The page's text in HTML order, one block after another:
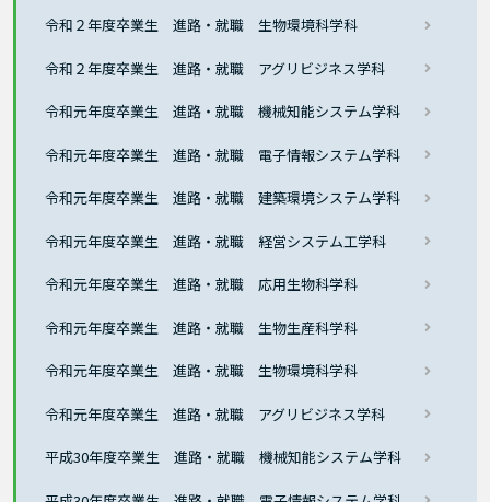
令和２年度卒業生 進路・就職 生物環境科学科
令和２年度卒業生 進路・就職 アグリビジネス学科
令和元年度卒業生 進路・就職 機械知能システム学科
令和元年度卒業生 進路・就職 電子情報システム学科
令和元年度卒業生 進路・就職 建築環境システム学科
令和元年度卒業生 進路・就職 経営システム工学科
令和元年度卒業生 進路・就職 応用生物科学科
令和元年度卒業生 進路・就職 生物生産科学科
令和元年度卒業生 進路・就職 生物環境科学科
令和元年度卒業生 進路・就職 アグリビジネス学科
平成30年度卒業生 進路・就職 機械知能システム学科